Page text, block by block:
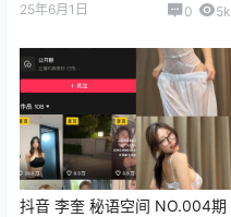
25年6月1日 0 5k
抖音 李奎 秘语空间 NO.004期